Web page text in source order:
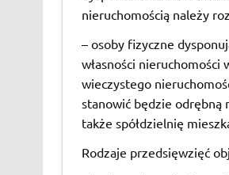
nieruchomością należy
– osoby fizyczne
własności
wieczystego
stanowić będzie odrębną
także spółdzielnię
Rodzaje przedsięwzięć